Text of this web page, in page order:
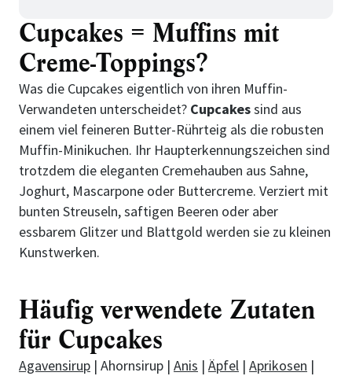
Cupcakes = Muffins mit
Creme-Toppings?
Was die Cupcakes eigentlich von ihren Muffin-
Verwandeten unterscheidet? Cupcakessind aus
einem viel feineren Butter-Rührteig als die robusten
Muffin-Minikuchen. Ihr Haupterkennungszeichen sind
trotzdem die eleganten Cremehauben aus Sahne,
Joghurt, Mascarpone oder Buttercreme. Verziert mit
bunten Streuseln, saftigen Beeren oder aber
essbarem Glitzer und Blattgold werden sie zu kleinen
Kunstwerken.
Häufig verwendete Zutaten
für Cupcakes
Agavensirup | Ahornsirup | Anis | Äpfel | Aprikosen |